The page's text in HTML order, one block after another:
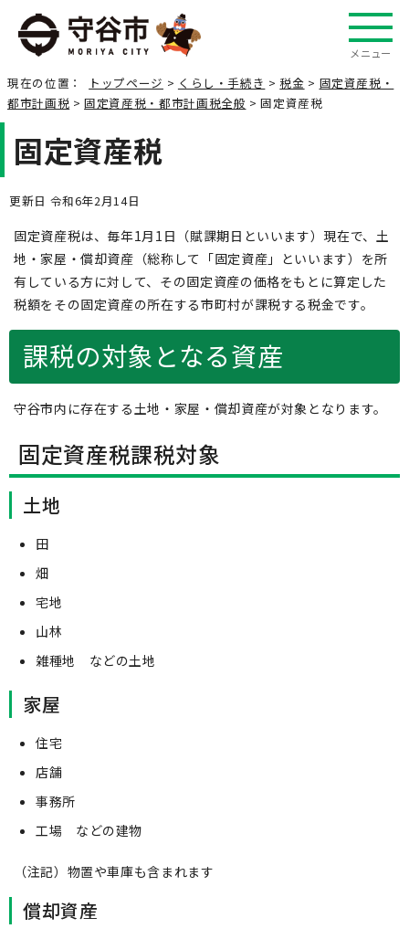
メニュー
現在の位置： トップページ > くらし・手続き >税金 > 固定資産税・
都市計画税 >固定資産税・都市計画税全般 > 固定資産税
固定資産税
更新日 令和6年2月14日
固定資産税は、毎年1月1日（賦課期日といいます）現在で、土
地・家屋・償却資産（総称して「固定資産」といいます）を所
有している方に対して、その固定資産の価格をもとに算定した
税額をその固定資産の所在する市町村が課税する税金です。
課税の対象となる資産
守谷市内に存在する土地・家屋・償却資産が対象となります。
固定資産税課税対象
土地
田
畑
宅地
山林
雑種地 などの土地
家屋
住宅
店舗
事務所
工場 などの建物
（注記）物置や車庫も含まれます
償却資産